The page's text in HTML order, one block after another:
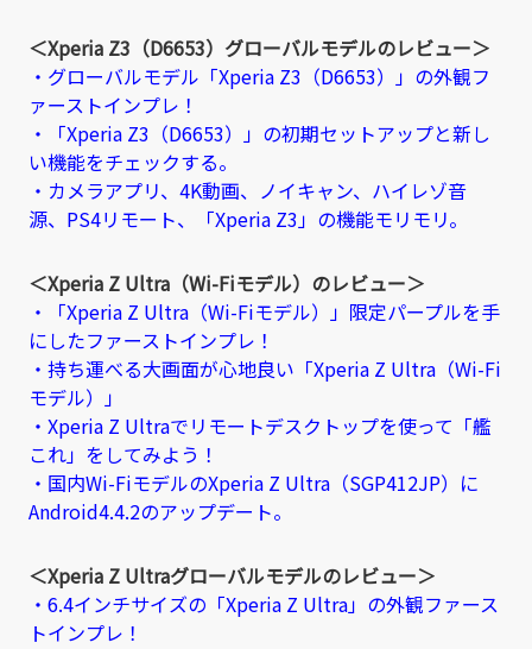
＜Xperia Z3（D6653）グローバルモデルのレビュー＞
・グローバルモデル「Xperia Z3（D6653）」の外観フ
ァーストインプレ！
・「Xperia Z3（D6653）」の初期セットアップと新し
い機能をチェックする。
・カメラアプリ、4K動画、ノイキャン、ハイレゾ音
源、PS4リモート、「Xperia Z3」の機能モリモリ。
＜Xperia Z Ultra（Wi-Fiモデル）のレビュー＞
・「Xperia Z Ultra（Wi-Fiモデル）」限定パープルを手
にしたファーストインプレ！
・持ち運べる大画面が心地良い「Xperia Z Ultra（Wi-Fi
モデル）」
・Xperia Z Ultraでリモートデスクトップを使って「艦
これ」をしてみよう！
・国内Wi-FiモデルのXperia Z Ultra（SGP412JP）に
Android4.4.2のアップデート。
＜Xperia Z Ultraグローバルモデルのレビュー＞
・6.4インチサイズの「Xperia Z Ultra」の外観ファース
トインプレ！